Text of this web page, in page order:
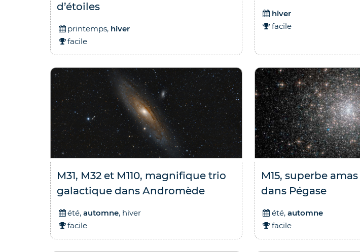
d’étoiles
printemps, hiver
facile
hiver
facile
M31, M32 et M110, magnifique trio
galactique dans Andromède
été, automne, hiver
facile
M15, superbe
dans Pégase
été, automne
facile